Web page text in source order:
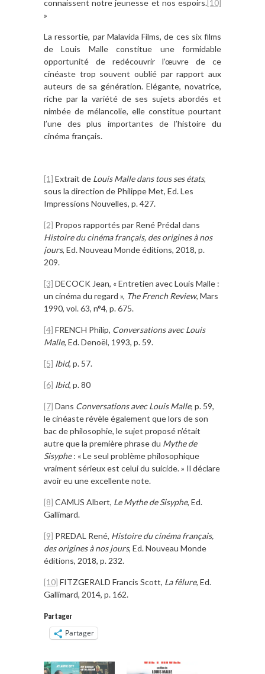
connaissent notre jeunesse et nos espoirs.[10]
»
La ressortie, par Malavida Films, de ces six films
de Louis Malle constitue une formidable
opportunité de redécouvrir l’œuvre de ce
cinéaste trop souvent oublié par rapport aux
auteurs de sa génération. Elégante, novatrice,
riche par la variété de ses sujets abordés et
nimbée de mélancolie, elle constitue pourtant
l’une des plus importantes de l’histoire du
cinéma français.
[1] Extrait de Louis Malle dans tous ses états,
sous la direction de Philippe Met, Ed. Les
Impressions Nouvelles, p. 427.
[2] Propos rapportés par René Prédal dans
Histoire du cinéma français, des origines à nos
jours, Ed. Nouveau Monde éditions, 2018, p.
209.
[3] DECOCK Jean, « Entretien avec Louis Malle :
un cinéma du regard », The French Review, Mars
1990, vol. 63, n°4, p. 675.
[4] FRENCH Philip, Conversations avec Louis
Malle, Ed. Denoël, 1993, p. 59.
[5] Ibid, p. 57.
[6] Ibid, p. 80
[7] Dans Conversations avec Louis Malle, p. 59,
le cinéaste révèle également que lors de son
bac de philosophie, le sujet proposé n’était
autre que la première phrase du Mythe de
Sisyphe: « Le seul problème philosophique
vraiment sérieux est celui du suicide. » Il déclare
avoir eu une excellente note.
[8] CAMUS Albert, Le Mythe de Sisyphe, Ed.
Gallimard.
[9] PREDAL René, Histoire du cinéma français,
des origines à nos jours, Ed. Nouveau Monde
éditions, 2018, p. 232.
[10] FITZGERALD Francis Scott, La fêlure, Ed.
Gallimard, 2014, p. 162.
Partager
Partager